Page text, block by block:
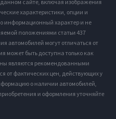
сайте, включая изображения
характеристики, опции и
информационный характер и не
положениями статьи 437
автомобилей могут отличаться от
может быть доступна только как
являются рекомендованными
от фактических цен, действующих у
о наличии автомобилей,
и оформления уточняйте